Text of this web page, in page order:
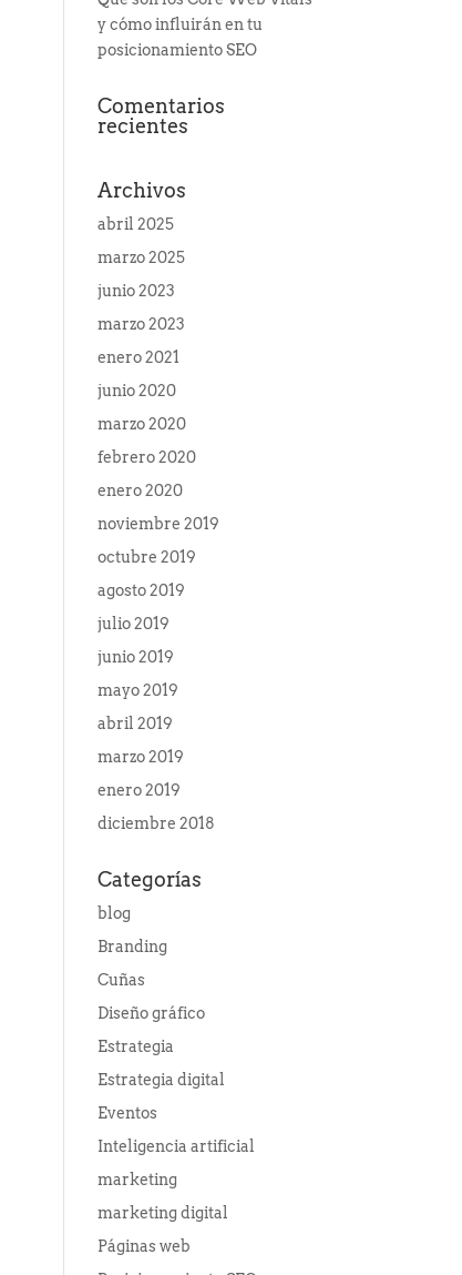
y cómo influirán en tu
posicionamiento SEO
Comentarios
recientes
Archivos
abril 2025
marzo 2025
junio 2023
marzo 2023
enero 2021
junio 2020
marzo 2020
febrero 2020
enero 2020
noviembre 2019
octubre 2019
agosto 2019
julio 2019
junio 2019
mayo 2019
abril 2019
marzo 2019
enero 2019
diciembre 2018
Categorías
blog
Branding
Cuñas
Diseño gráfico
Estrategia
Estrategia digital
Eventos
Inteligencia artificial
marketing
marketing digital
Páginas web